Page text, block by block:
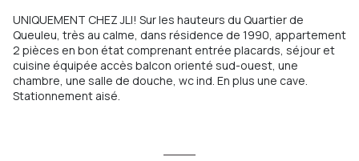
UNIQUEMENT CHEZ JLI! Sur les hauteurs du Quartier de
Queuleu, très au calme, dans résidence de 1990, appartement
2 pièces en bon état comprenant entrée placards, séjour et
cuisine équipée accès balcon orienté sud-ouest, une
chambre, une salle de douche, wc ind. En plus une cave.
Stationnement aisé.